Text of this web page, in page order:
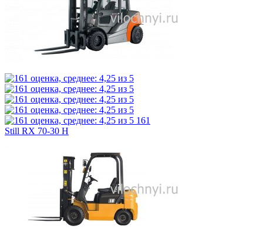
161
Still RX 70-30 H